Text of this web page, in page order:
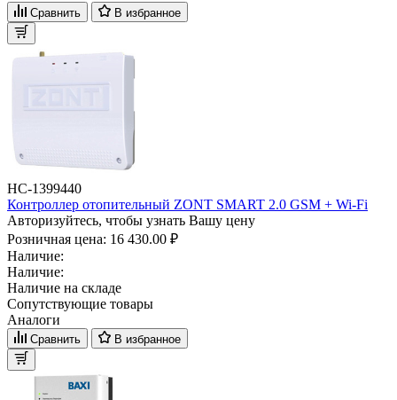
Сравнить В избранное
НС-1399440
Контроллер отопительный ZONT SMART 2.0 GSM + Wi-Fi
Авторизуйтесь, чтобы узнать Вашу цену
Розничная цена: 16 430.00 ₽
Наличие:
Наличие:
Наличие на складе
Сопутствующие товары
Аналоги
Сравнить В избранное